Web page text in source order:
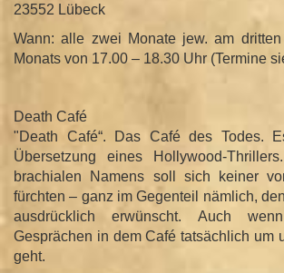
23552 Lübeck
Wann: alle zwei Monate jew. am
Monats von 17.00 – 18.30 Uhr (Termine
Death Café
"Death Café“. Das Café des Todes.
Übersetzung eines Hollywood-
brachialen Namens soll sich keiner
fürchten – ganz im Gegenteil nämlich,
ausdrücklich erwünscht. Auch
Gesprächen in dem Café tatsächlich um
geht.